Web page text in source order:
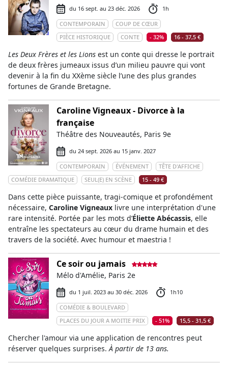
du 16 sept. au 23 déc. 2026
1h
CONTEMPORAIN
COUP DE CŒUR
PIÈCE HISTORIQUE
CONTE - 32% 16 - 37,5 €
Les Deux Frères et les Lions est un conte qui dresse le portrait
de deux frères jumeaux issus d’un milieu pauvre qui vont
devenir à la fin du XXème siècle l’une des plus grandes
fortunes de Grande Bretagne.
Caroline Vigneaux - Divorce à la
française
Théâtre des Nouveautés, Paris 9e
du 24 sept. 2026 au 15 janv. 2027
CONTEMPORAIN
ÉVÉNEMENT
TÊTE D'AFFICHE
COMÉDIE DRAMATIQUE
SEUL(E) EN SCÈNE 15 - 49 €
Dans cette pièce puissante, tragi-comique et profondément
nécessaire, Caroline Vigneaux livre une interprétation d'une
rare intensité. Portée par les mots d’Éliette Abécassis, elle
entraîne les spectateurs au cœur du drame humain et des
travers de la société. Avec humour et maestria !
Ce soir ou jamais
Mélo d'Amélie, Paris 2e
du 1 juil. 2023 au 30 déc. 2026
1h10
COMÉDIE & BOULEVARD
PLACES DU JOUR A MOITIE PRIX
- 51% 15,5 - 31,5 €
Chercher l'amour via une application de rencontres peut
réserver quelques surprises.À partir de 13 ans.